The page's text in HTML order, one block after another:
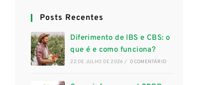
Posts Recentes
Diferimento de IBS e CBS: o
que é e como funciona?
22 DE JULHO DE 2026 / 0 COMENTÁRIO